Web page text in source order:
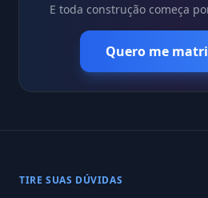
E toda construção começa
Quero me
TIRE SUAS DÚVIDAS